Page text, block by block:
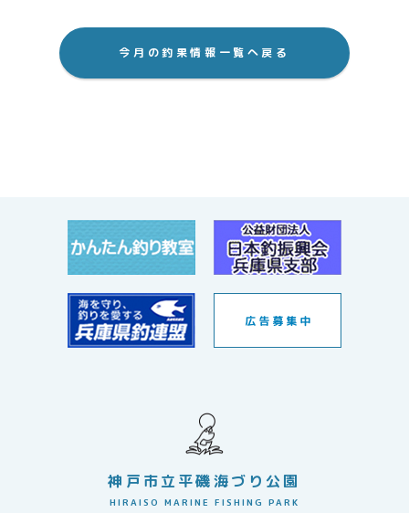
今月の釣果情報一覧へ戻る
神戸市立平磯海づり公園
HIRAISO MARINE FISHING PARK